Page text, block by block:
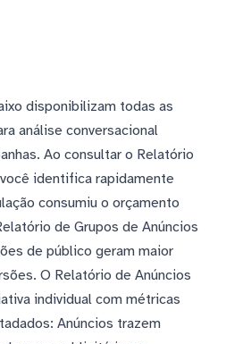
disponibilizam todas as
análise conversacional
Ao consultar o Relatório
identifica rapidamente
consumiu o orçamento
de Grupos de Anúncios
de público geram maior
O Relatório de Anúncios
individual com métricas
Anúncios trazem